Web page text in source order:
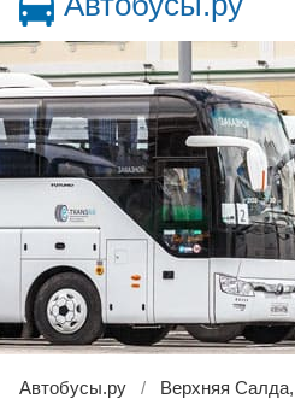
Автобусы.ру
Верхняя Салда,